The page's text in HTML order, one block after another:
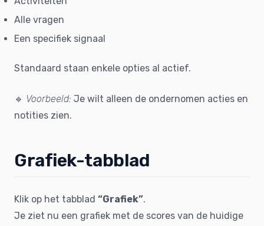
Alle vragen
Een specifiek signaal
Standaard staan enkele opties al actief.
🔹 Voorbeeld: Je wilt alleen de ondernomen acties en
notities zien.
Grafiek-tabblad
Klik op het tabblad “Grafiek”.
Je ziet nu een grafiek met de scores van de huidige